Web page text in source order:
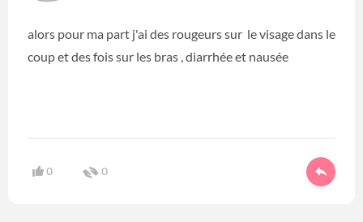
alors pour ma part j'ai des rougeurs sur le visage dans le
coup et des fois sur les bras , diarrhée et nausée
0 0